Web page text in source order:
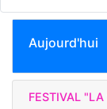
Aujourd'hui
FESTIVAL